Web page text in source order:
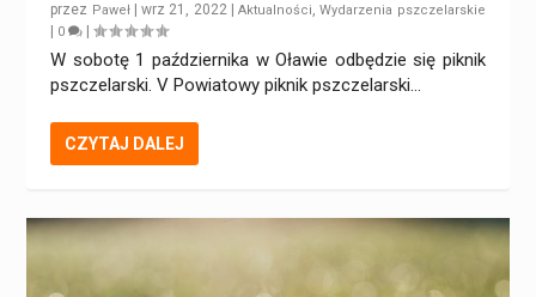
przez Paweł|wrz 21, 2022|Aktualności,Wydarzenia pszczelarskie
0 |
W sobotę 1 października w Oławie odbędzie się piknik
pszczelarski. V Powiatowy piknik pszczelarski...
CZYTAJ DALEJ